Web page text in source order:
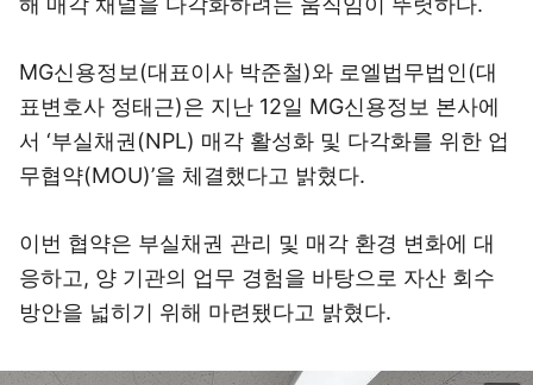
MG신용정보(대표이사 박준철)와 로엘법무법인(대
표변호사 정태근)은 지난 12일 MG신용정보 본사에
서 ‘부실채권(NPL) 매각 활성화 및 다각화를 위한 업
무협약(MOU)’을 체결했다고 밝혔다.
이번 협약은 부실채권 관리 및 매각 환경 변화에 대
응하고, 양 기관의 업무 경험을 바탕으로 자산 회수
방안을 넓히기 위해 마련됐다고 밝혔다.